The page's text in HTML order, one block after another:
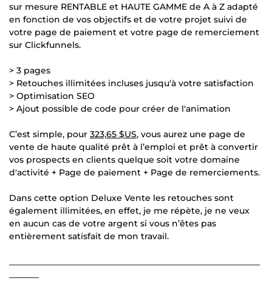
sur mesure RENTABLE et HAUTE GAMME de A à Z adapté
en fonction de vos objectifs et de votre projet suivi de
votre page de paiement et votre page de remerciement
sur Clickfunnels.
> 3 pages
> Retouches illimitées incluses jusqu'à votre satisfaction
> Optimisation SEO
> Ajout possible de code pour créer de l'animation
C’est simple, pour 323,65 $US, vous aurez une page de
vente de haute qualité prêt à l’emploi et prêt à convertir
vos prospects en clients quelque soit votre domaine
d'activité + Page de paiement + Page de remerciements.
Dans cette option Deluxe Vente les retouches sont
également illimitées, en effet, je me répète, je ne veux
en aucun cas de votre argent si vous n’êtes pas
entièrement satisfait de mon travail.